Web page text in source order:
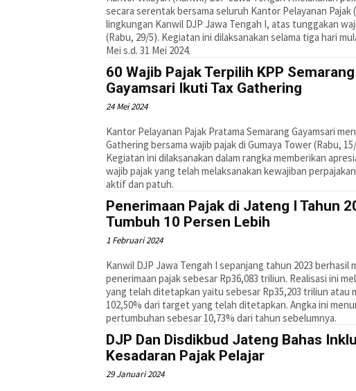
secara serentak bersama seluruh Kantor Pelayanan Pajak
lingkungan Kanwil DJP Jawa Tengah I, atas tunggakan
(Rabu, 29/5). Kegiatan ini dilaksanakan selama tiga hari
Mei s.d. 31 Mei 2024.
60 Wajib Pajak Terpilih KPP Semarang
Gayamsari Ikuti Tax Gathering
24 Mei 2024
Kantor Pelayanan Pajak Pratama Semarang Gayamsari
Gathering bersama wajib pajak di Gumaya Tower (Rabu,
Kegiatan ini dilaksanakan dalam rangka memberikan
wajib pajak yang telah melaksanakan kewajiban
aktif dan patuh.
Penerimaan Pajak di Jateng I Tahun
Tumbuh 10 Persen Lebih
1 Februari 2024
Kanwil DJP Jawa Tengah I sepanjang tahun 2023 berhasil
penerimaan pajak sebesar Rp36,083 triliun. Realisasi ini
yang telah ditetapkan yaitu sebesar Rp35,203 triliun atau
102,50% dari target yang telah ditetapkan. Angka ini
pertumbuhan sebesar 10,73% dari tahun sebelumnya.
DJP Dan Disdikbud Jateng Bahas
Kesadaran Pajak Pelajar
29 Januari 2024